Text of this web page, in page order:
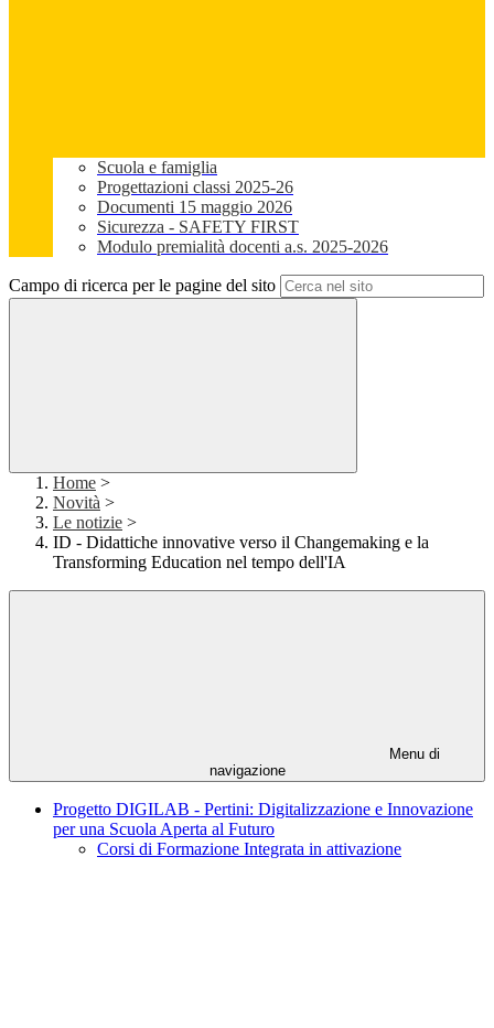
Scuola e famiglia
Progettazioni classi 2025-26
Documenti 15 maggio 2026
Sicurezza - SAFETY FIRST
Modulo premialità docenti a.s. 2025-2026
Campo di ricerca per le pagine del sito
Home >
Novità >
Le notizie >
ID - Didattiche innovative verso il Changemaking e la
Transforming Education nel tempo dell'IA
Menu di
navigazione
Progetto DIGILAB - Pertini: Digitalizzazione e Innovazione
per una Scuola Aperta al Futuro
Corsi di Formazione Integrata in attivazione